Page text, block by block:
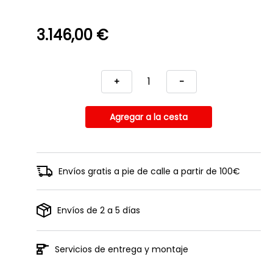
3.146,00 €
+ -
Envíos gratis a pie de calle a partir de 100€
Envíos de 2 a 5 días
Servicios de entrega y montaje